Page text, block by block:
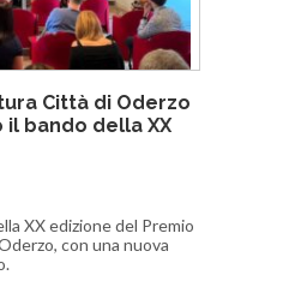
Città di Oderzo
il bando della XX
XX edizione del Premio
con una nuova